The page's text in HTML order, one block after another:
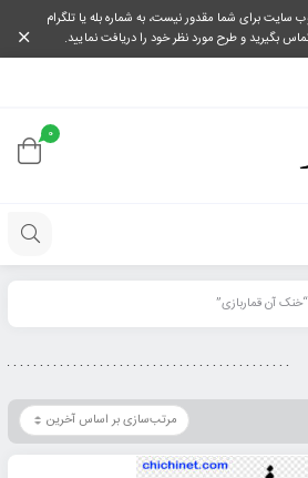
سایت برای شما مقدور نیست، به شماره بله یا تلگرام
0
آن قماربازی”